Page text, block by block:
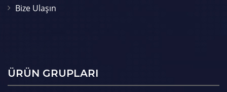
Bize Ulaşın
ÜRÜN GRUPLARI